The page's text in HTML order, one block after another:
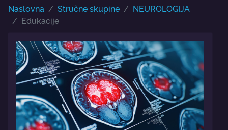
Naslovna Stručne skupine
NEUROLOGIJA
Edukacije